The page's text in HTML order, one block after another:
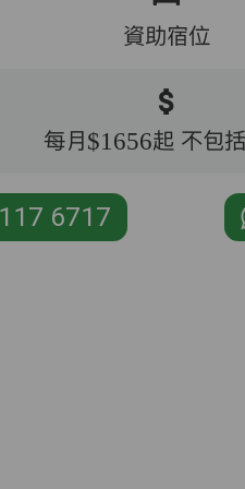
資助宿位
每月$1656起 不包
6717